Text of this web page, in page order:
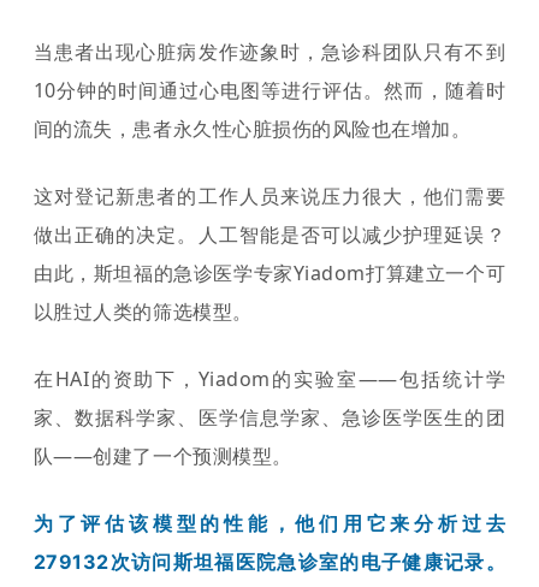
当患者出现心脏病发作迹象时，急诊科团队只有不到
10分钟的时间通过心电图等进行评估。然而，随着时
间的流失，患者永久性心脏损伤的风险也在增加。
这对登记新患者的工作人员来说压力很大，他们需要
做出正确的决定。人工智能是否可以减少护理延误？
由此，斯坦福的急诊医学专家Yiadom打算建立一个可
以胜过人类的筛选模型。
在HAI的资助下，Yiadom的实验室——包括统计学
家、数据科学家、医学信息学家、急诊医学医生的团
队——创建了一个预测模型。
为了评估该模型的性能，他们用它来分析过去
279132次访问斯坦福医院急诊室的电子健康记录。